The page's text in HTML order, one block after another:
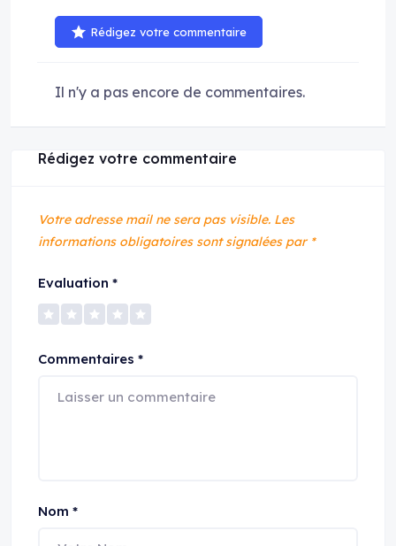
Rédigez votre commentaire
Il n'y a pas encore de commentaires.
Rédigez votre commentaire
Votre adresse mail ne sera pas visible. Les
informations obligatoires sont signalées par *
Evaluation *
Commentaires *
Nom *